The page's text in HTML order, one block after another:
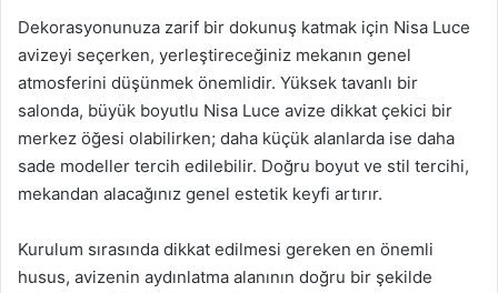
Dekorasyonunuza zarif bir dokunuş katmak için Nisa Luce
avizeyi seçerken, yerleştireceğiniz mekanın genel
atmosferini düşünmek önemlidir. Yüksek tavanlı bir
salonda, büyük boyutlu Nisa Luce avize dikkat çekici bir
merkez öğesi olabilirken; daha küçük alanlarda ise daha
sade modeller tercih edilebilir. Doğru boyut ve stil tercihi,
mekandan alacağınız genel estetik keyfi artırır.
Kurulum sırasında dikkat edilmesi gereken en önemli
husus, avizenin aydınlatma alanının doğru bir şekilde